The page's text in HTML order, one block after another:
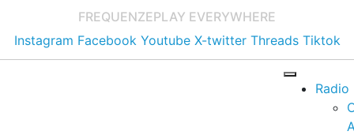
FREQUENZEPLAY EVERYWHERE
Instagram Facebook Youtube X-twitter Threads Tiktok
Radio